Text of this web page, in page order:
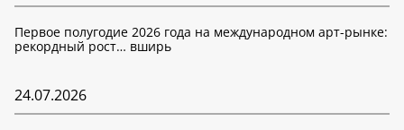
Первое полугодие 2026 года на международном арт-рынке:
рекордный рост… вширь
24.07.2026